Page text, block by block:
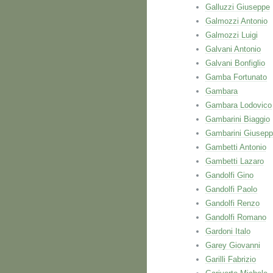
Galluzzi Giuseppe
Galmozzi Antonio
Galmozzi Luigi
Galvani Antonio
Galvani Bonfiglio
Gamba Fortunato
Gambara
Gambara Lodovico
Gambarini Biaggio
Gambarini
Gambetti Antonio
Gambetti Lazaro
Gandolfi Gino
Gandolfi Paolo
Gandolfi Renzo
Gandolfi Romano
Gardoni Italo
Garey Giovanni
Garilli Fabrizio